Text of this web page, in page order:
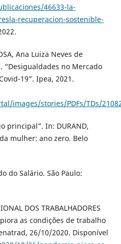
46633-la-
recuperacion-sostenible-
Ana Luiza Neves de
“Desigualdades no Mercado
19”. Ipea, 2021.
images/stories/PDFs/TDs/
principal”. In: DURAND,
mulher: ano zero. Belo
do Salário. São Paulo:
DOS TRABALHADORES
as condições de trabalho
26/10/2020. Disponível